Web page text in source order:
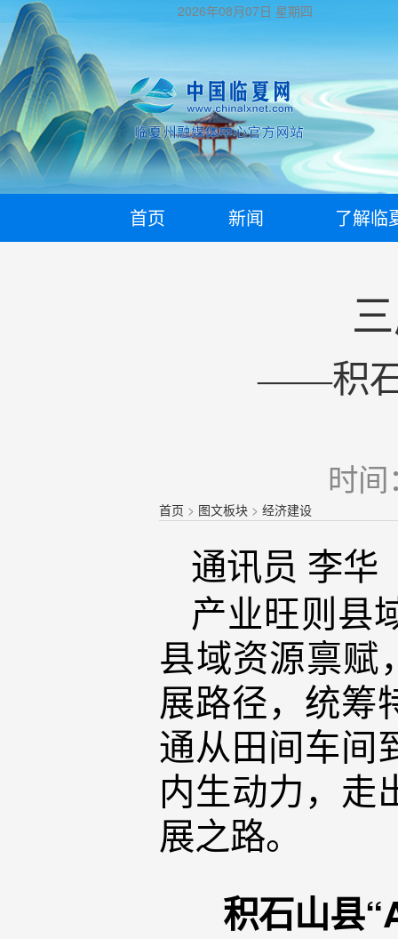
2026年08月07日 星期四
首页 新闻 了解临
——积石
时
首页 > 图文板块 >经济建设
通讯员 李华
产业旺则县
县域资源禀赋
展路径，统筹
通从田间车间
内生动力，走
展之路。
积石山县